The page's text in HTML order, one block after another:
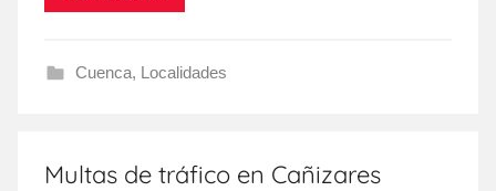
Cuenca, Localidades
Multas de tráfico en Cañizares